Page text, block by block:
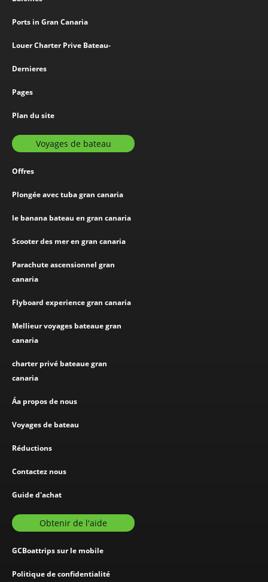
Ports in Gran Canaria
Louer Charter Prive Bateau-
Dernieres
Pages
Plan du site
Voyages de bateau
Offres
Plongée avec tuba gran canaria
le banana bateau en gran canaria
Scooter des mer en gran canaria
Parachute ascensionnel gran
canaria
Flyboard experience gran canaria
Mellieur voyages bateaue gran
canaria
charter privé bateaue gran
canaria
Áa propos de nous
Voyages de bateau
Réductions
Contactez nous
Guide d'achat
Obtenir de l'aide
GCBoattrips sur le mobile
Politique de confidentialité